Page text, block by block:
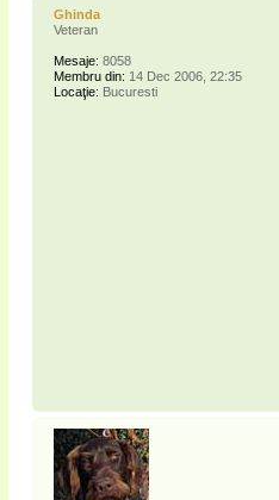
Ghinda
Veteran
Mesaje: 8058
Membru din: 14 Dec 2006, 22:35
Locaţie: Bucuresti